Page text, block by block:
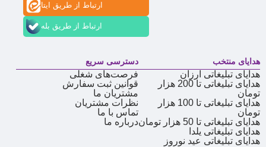
ارتباط از طریق ایتا
ارتباط از طریق بله
هدایای منتخب
هدایای تبلیغاتی ارزان
هدایای تبلیغاتی تا 200 هزار
تومان
هدایای تبلیغاتی تا 100 هزار
تومان
هدایای تبلیغاتی تا 50 هزار تومان
هدایای تبلیغاتی یلدا
هدایای تبلیغاتی عید نوروز
دسترسی سریع
فرصت‌های شغلی
قوانین ثبت سفارش
مشتریان ما
نظرات مشتریان
تماس با ما
درباره ما